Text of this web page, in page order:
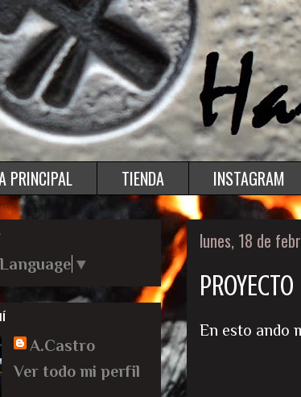
PRINCIPAL TIENDA INSTAGRAM
lunes, 18 de
En esto ando
▼
A.Castro
Ver todo mi perfil